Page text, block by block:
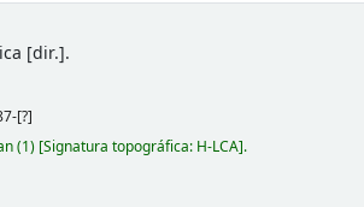
[dir.].
[?]
(1) Signatura topográfica: H-LCA .